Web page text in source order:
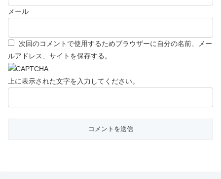
メール
次回のコメントで使用するためブラウザーに自分の名前、メー
ルアドレス、サイトを保存する。
上に表示された文字を入力してください。